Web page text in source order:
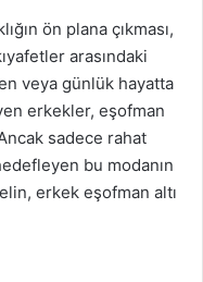
ön plana çıkması,
arasındaki
veya günlük hayatta
erkekler, eşofman
sadece rahat
bu modanın
erkek eşofman altı